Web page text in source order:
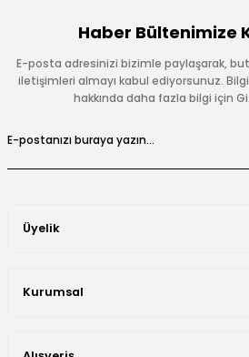
Haber Bültenimize
E-posta adresinizi bizimle paylaşarak,
iletişimleri almayı kabul ediyorsunuz.
hakkında daha fazla bilgi için
Üyelik
Kurumsal